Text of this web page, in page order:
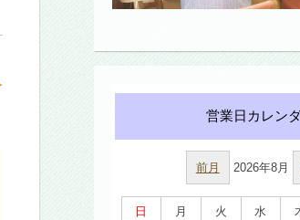
前月 2026年8月
日 月 火 水